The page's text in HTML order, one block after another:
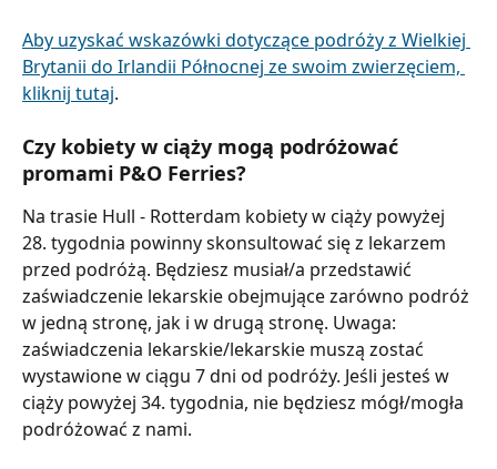
Aby uzyskać wskazówki dotyczące podróży z Wielkiej
Brytanii do Irlandii Północnej ze swoim zwierzęciem,
kliknij tutaj.
Czy kobiety w ciąży mogą podróżować
promami P&O Ferries?
Na trasie Hull - Rotterdam kobiety w ciąży powyżej
28. tygodnia powinny skonsultować się z lekarzem
przed podróżą. Będziesz musiał/a przedstawić
zaświadczenie lekarskie obejmujące zarówno podróż
w jedną stronę, jak i w drugą stronę. Uwaga:
zaświadczenia lekarskie/lekarskie muszą zostać
wystawione w ciągu 7 dni od podróży. Jeśli jesteś w
ciąży powyżej 34. tygodnia, nie będziesz mógł/mogła
podróżować z nami.